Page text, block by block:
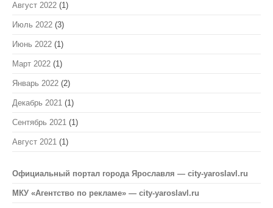
Август 2022 (1)
Июль 2022 (3)
Июнь 2022 (1)
Март 2022 (1)
Январь 2022 (2)
Декабрь 2021 (1)
Сентябрь 2021 (1)
Август 2021 (1)
Официальный портал города Ярославля — city-yaroslavl.ru
МКУ «Агентство по рекламе» — city-yaroslavl.ru